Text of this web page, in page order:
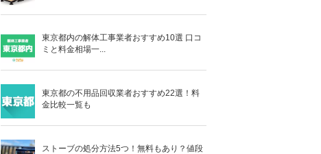
東京都内の解体工事業者おすすめ10選 口コ
ミと料金相場一...
東京都の不用品回収業者おすすめ22選！料
金比較一覧も
ストーブの処分方法5つ！無料もあり？値段